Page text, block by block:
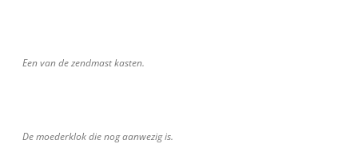
Een van de zendmast kasten.
De moederklok die nog aanwezig is.